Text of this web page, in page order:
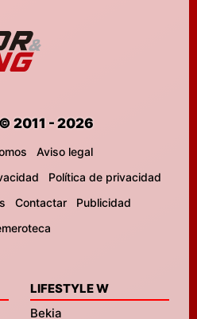
2011 - 2026
Aviso legal
Política de privacidad
Contactar
Publicidad
LIFESTYLE W
Bekia